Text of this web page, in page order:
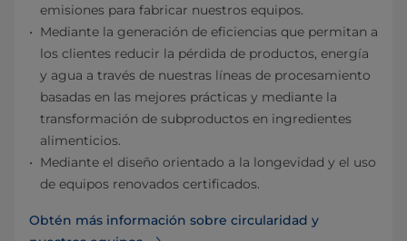
emisiones para fabricar nuestros equipos.
Mediante la generación de eficiencias que permitan a
los clientes reducir la pérdida de productos, energía
y agua a través de nuestras líneas de procesamiento
basadas en las mejores prácticas y mediante la
transformación de subproductos en ingredientes
alimenticios.
Mediante el diseño orientado a la longevidad y el uso
de equipos renovados certificados.
Obtén más información sobre circularidad y